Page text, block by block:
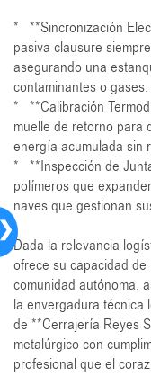
* **Sincronización
pasiva clausure
asegurando una
contaminantes o gases.
* **Calibración
muelle de retorno para
energía acumulada sin
* **Inspección de
polímeros que
naves que gestionan
Dada la relevancia
ofrece su capacidad
comunidad autónoma,
la envergadura técnica
de **Cerrajería Reyes
metalúrgico con
profesional que el